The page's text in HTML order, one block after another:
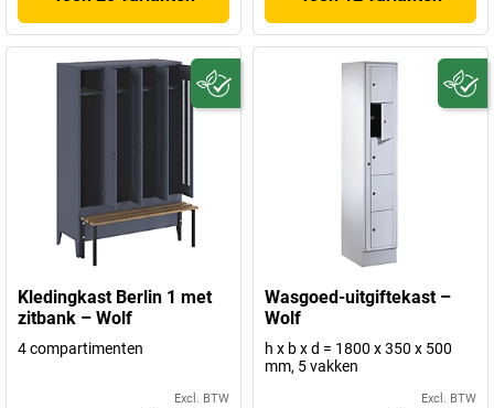
Kledingkast Berlin 1 met
zitbank – Wolf
4 compartimenten
Excl. BTW
Wasgoed-uitgiftekast –
Wolf
h x b x d = 1800 x 350 x 500
mm, 5 vakken
Excl. BTW